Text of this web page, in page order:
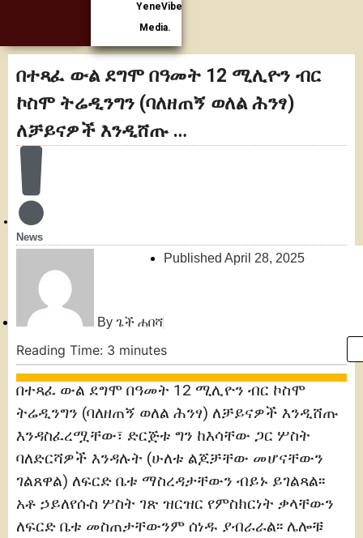
YeneVibe
Media.
በተጻፈ ውል ደግሞ በዓመት 12 ሚሊዮን ብር
ኮስሞ ትሬዲንግን (ባለዘጠኝ ወለል ሕንፃ)
ለቻይናዎች እንዲሸጡ …
News
By ጌች ሐበሻ
Published April 28, 2025
Reading Time: 3 minutes
በተጻፈ ውል ደግሞ በዓመት 12 ሚሊዮን ብር ኮስሞ
ትሬዲንግን (ባለዘጠኝ ወለል ሕንፃ) ለቻይናዎች እንዲሸጡ
እንዳስፈረሟቸው፣ ድርጅቱ ግን ከእሳቸው ጋር ሦስት
ባለድርሻዎች እንዳሉት (ሁለቱ ልጆቻቸው መሆናቸውን
ገልጸዋል) ለፍርድ ቤቱ ማስረዳታቸውን ብይኑ ይገልጻል፡፡
አቶ ኃይለየሱስ ሦስት ገጽ ዝርዝር የምስክርነት ቃላቸውን
ለፍርድ ቤቱ መስጠታቸውንም ሰነዱ ያብራራል፡፡ ሌሎቹ